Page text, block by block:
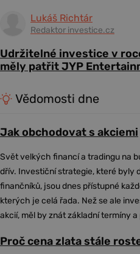
Lukáš Richtár
Redaktor investice.cz
Udržitelné investice v
měly patřit JYP
Vědomosti dne
Jak obchodovat s akciemi
Svět velkých financí a tradingu na
dřív. Investiční strategie, které byly
finančníků, jsou dnes přístupné
kterých je celá řada. Než se ale
akcií, měl by znát základní termíny a
Proč cena zlata stále